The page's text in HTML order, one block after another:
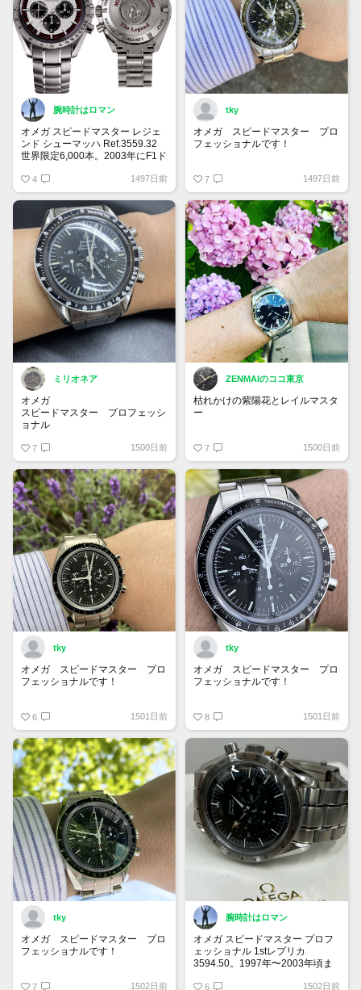
腕時計はロマン
オメガ スピードマスター レジェ
ンド シューマッハ Ref.3559.32
世界限定6,000本。2003年にF1ド
ハがワールドチャンピオンを獲得
した記念として2004年に発表さ
れたモデル。デイトナ ポールニ
ューマンを彷彿とさせるデザイン
で人気です◎
4 1497日前
tky
オメガ スピードマスター プロ
フェッショナルです！
に製造された第7世代です！
1957年の発売から大きくデザイ
ンが変わらないところが愛される
理由の一つですね！
7 1497日前
ミリオネア
オメガ
スピードマスター プロフェッシ
ョナル
第6世代のオールトリチウムの一
本。
90年代半ばのロングセラーモデ
ルとなります。
ヴィンテージブームがきているの
で、人気も徐々に上がっていて、
愛着ある時計となっています👌
7 1500日前
ZENMAIのココ東京
枯れかけの紫陽花とレイルマスタ
ー
#オメガ #シーマスター #コーア
クシャル #アクアテラ #レイルマ
スター #250352 #omegawatches
#seamaster #aquaterra
#railmaster .
7 1500日前
tky
オメガ スピードマスター プロ
フェッショナルです！
ていて、小さくても秒針がとても
見やすいです！
6 1501日前
tky
オメガ スピードマスター プロ
フェッショナルです！
毎日つけてても飽きのこないデザ
インです！
8 1501日前
tky
オメガ スピードマスター プロ
フェッショナルです！
ティ感が強く、男が好きな顔面を
7 1502日前
腕時計はロマン
オメガ スピードマスター プロフ
ェッショナル 1stレプリカ
3594.50。1997年〜2003年頃ま
彷彿とさせるブロードアロー針、
6 1502日前